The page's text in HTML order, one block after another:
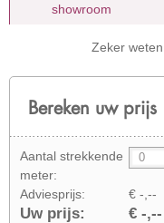
showroom
Zeker
Bereken uw prijs
Aantal strekkende
meter:
Adviesprijs:
€ -,--
Uw prijs: € -,--